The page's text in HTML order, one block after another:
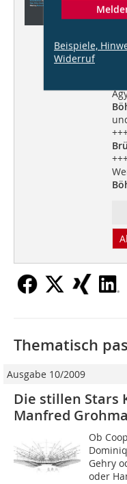
Beispiele,
Widerruf
Thematisch
Ausgabe 10/2009
Die stillen Stars
Manfred
Ob
Gehry
oder